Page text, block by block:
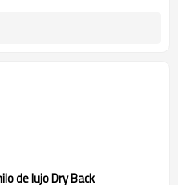
de lujo Dry Back